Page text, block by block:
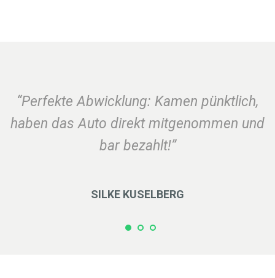
“Perfekte Abwicklung: Kamen pünktlich,
haben das Auto direkt mitgenommen und
bar bezahlt!”
SILKE KUSELBERG